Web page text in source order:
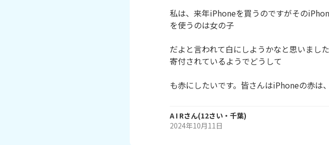
私は、来年iPhoneを買うのですがその
を使うのは女の子
だよと言われて白にしようかなと思いまし
寄付されているようでどうして
も赤にしたいです。皆さんはiPhoneの赤は
A I Rさん(12さい・ 千葉)
2024年10月11日